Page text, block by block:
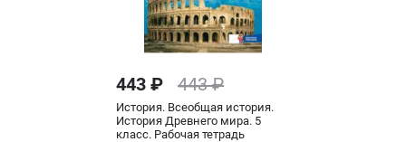
443 ₽ 443 ₽
История. Всеобщая история.
История Древнего мира. 5
класс. Рабочая тетрадь